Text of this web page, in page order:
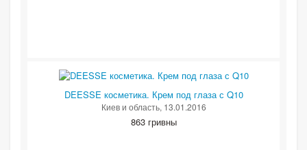
DEESSE косметика. Крем под глаза с Q10
Киев и область, 13.01.2016
863 гривны